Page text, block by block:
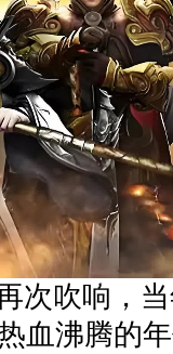
次吹响，
血沸腾的